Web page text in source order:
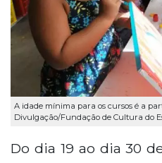
A idade mínima para os cursos é a
Divulgação/Fundação de Cultura do
Do dia 19 ao dia 30